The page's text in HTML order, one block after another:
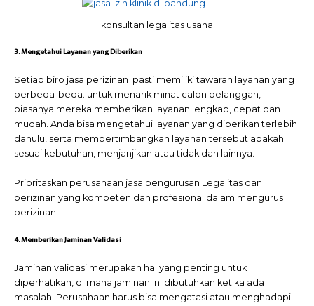
konsultan legalitas usaha
3. Mengetahui Layanan yang Diberikan
Setiap biro jasa perizinan pasti memiliki tawaran layanan yang
berbeda-beda. untuk menarik minat calon pelanggan,
biasanya mereka memberikan layanan lengkap, cepat dan
mudah. Anda bisa mengetahui layanan yang diberikan terlebih
dahulu, serta mempertimbangkan layanan tersebut apakah
sesuai kebutuhan, menjanjikan atau tidak dan lainnya.
Prioritaskan perusahaan jasa pengurusan Legalitas dan
perizinan yang kompeten dan profesional dalam mengurus
perizinan.
4. Memberikan Jaminan Validasi
Jaminan validasi merupakan hal yang penting untuk
diperhatikan, di mana jaminan ini dibutuhkan ketika ada
masalah. Perusahaan harus bisa mengatasi atau menghadapi